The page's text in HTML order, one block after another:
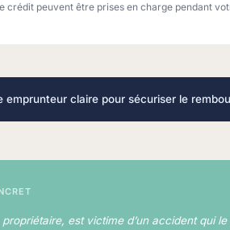
crédit peuvent être prises en charge pendant
emprunteur claire pour sécuriser le
est victime d’un accident qui